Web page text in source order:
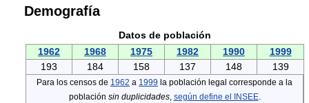
Demografía
Datos de población
1962
1968 1975 1982 1990
1999
193
184 158 137 148 139
Para los censos de 1962 a 1999 la población legal corresponde a la
población sin duplicidades, según define el INSEE.